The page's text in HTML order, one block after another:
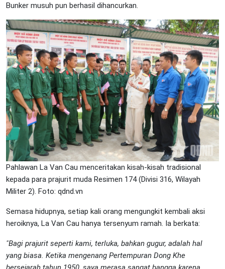
Bunker musuh pun berhasil dihancurkan.
Pahlawan La Van Cau menceritakan kisah-kisah tradisional
kepada para prajurit muda Resimen 174 (Divisi 316, Wilayah
Militer 2). Foto: qdnd.vn
Semasa hidupnya, setiap kali orang mengungkit kembali aksi
heroiknya, La Van Cau hanya tersenyum ramah. Ia berkata:
"Bagi prajurit seperti kami, terluka, bahkan gugur, adalah hal
yang biasa. Ketika mengenang Pertempuran Dong Khe